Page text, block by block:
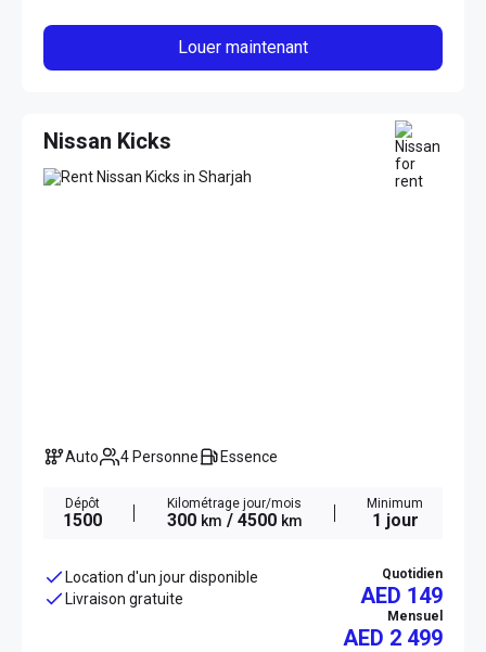
Louer maintenant
Nissan Kicks
Auto 4 Personne Essence
Dépôt
1500
Kilométrage jour/mois
300 km / 4500 km
Minimum
1 jour
Location d'un jour disponible
Livraison gratuite
Quotidien
AED 149
Mensuel
AED 2 499